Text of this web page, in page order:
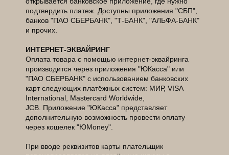
подтвердить платеж. Доступны приложения "СБП",
банков "ПАО СБЕРБАНК", "Т-БАНК", "АЛЬФА-БАНК"
и прочих.
ИНТЕРНЕТ-ЭКВАЙРИНГ
Оплата товара с помощью интернет-эквайринга
производится через приложения "ЮКасса" или
"ПАО СБЕРБАНК" с использованием банковских
карт следующих платёжных систем: МИР, VISA
International, Mastercard Worldwide,
JCB. Приложение "ЮКасса" представляет
дополнительную возможность провести оплату
через кошелек "ЮMoney".
При вводе реквизитов карты плательщик